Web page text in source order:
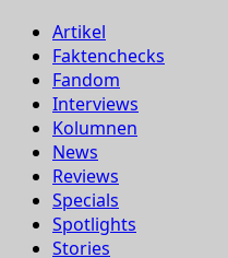
Artikel
Faktenchecks
Fandom
Interviews
Kolumnen
News
Reviews
Specials
Spotlights
Stories